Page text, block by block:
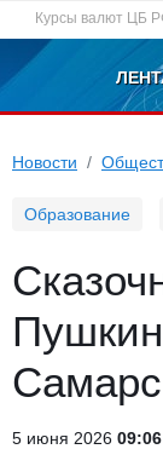
Курсы валют ЦБ
Новости
Образование
5 июня 2026 09:06